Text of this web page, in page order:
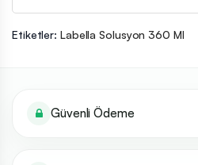
Etiketler: Labella Solusyon 360 Ml
Güvenli Ödeme